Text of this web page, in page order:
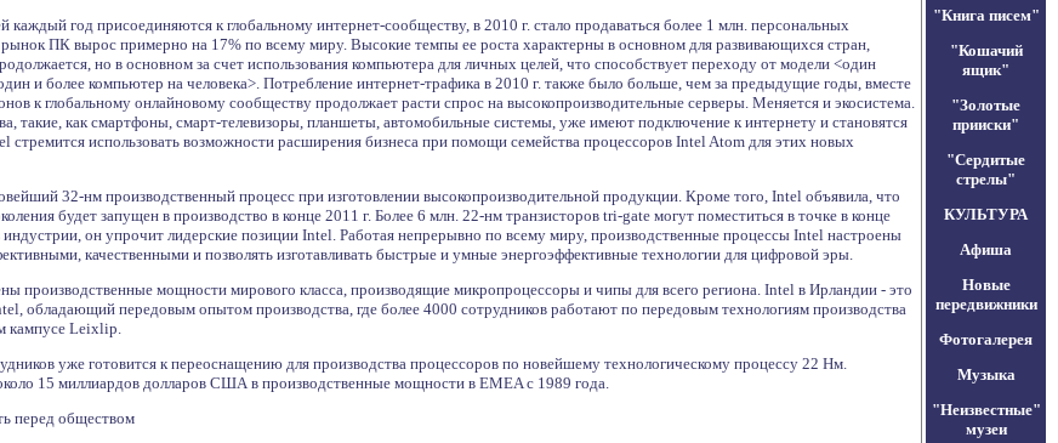
каждый год присоединяются к глобальному интернет-сообществу, в 2010 г. стало продаваться более 1 млн. персональных
рынок ПК вырос примерно на 17% по всему миру. Высокие темпы ее роста характерны в основном для развивающихся стран,
но в основном за счет использования компьютера для личных целей, что способствует переходу от модели <один
и более компьютер на человека>. Потребление интернет-трафика в 2010 г. также было больше, чем за предыдущие годы, вместе
к глобальному онлайновому сообществу продолжает расти спрос на высокопроизводительные серверы. Меняется и экосистема.
такие, как смартфоны, смарт-телевизоры, планшеты, автомобильные системы, уже имеют подключение к интернету и становятся
стремится использовать возможности расширения бизнеса при помощи семейства процессоров Intel Atom для этих новых
32-нм производственный процесс при изготовлении высокопроизводительной продукции. Кроме того, Intel объявила, что
будет запущен в производство в конце 2011 г. Более 6 млн. 22-нм транзисторов tri-gate могут поместиться в точке в конце
он упрочит лидерские позиции Intel. Работая непрерывно по всему миру, производственные процессы Intel настроены
качественными и позволять изготавливать быстрые и умные энергоэффективные технологии для цифровой эры.
производственные мощности мирового класса, производящие микропроцессоры и чипы для всего региона. Intel в Ирландии - это
обладающий передовым опытом производства, где более 4000 сотрудников работают по передовым технологиям производства
кампусе Leixlip.
уже готовится к переоснащению для производства процессоров по новейшему технологическому процессу 22 Нм.
15 миллиардов долларов США в производственные мощности в EMEA с 1989 года.
перед обществом
"Книга писем"
"Кошачий
ящик"
"Золотые
прииски"
"Сердитые
стрелы"
КУЛЬТУРА
Афиша
Новые
передвижники
Фотогалерея
Музыка
"Неизвестные"
музеи